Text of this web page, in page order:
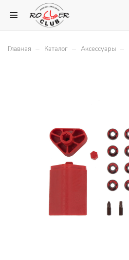
Главная – Каталог – Аксессуары –